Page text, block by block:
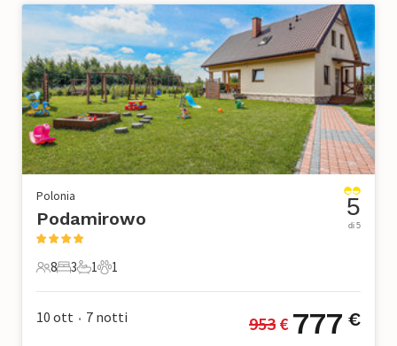
Polonia
Podamirowo
8 Ospiti
8
3 Camere da letto
3
1 Bagno
1
1 Animale domestico
1
5
di 5
10 ott • 7 notti 953 € 777 €